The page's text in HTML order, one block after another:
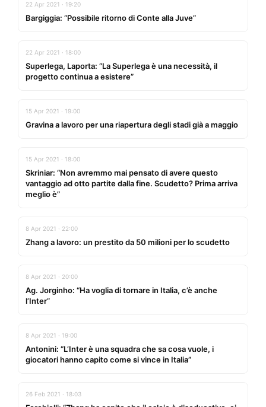
22 Apr 2021 · 19:20
Bargiggia: “Possibile ritorno di Conte alla Juve”
22 Apr 2021 · 18:00
Superlega, Laporta: “La Superlega è una necessità, il
progetto continua a esistere”
15 Apr 2021 · 19:00
Gravina a lavoro per una riapertura degli stadi già a maggio
15 Apr 2021 · 18:00
Skriniar: “Non avremmo mai pensato di avere questo
vantaggio ad otto partite dalla fine. Scudetto? Prima arriva
meglio è”
8 Apr 2021 · 22:00
Zhang a lavoro: un prestito da 50 milioni per lo scudetto
8 Apr 2021 · 20:00
Ag. Jorginho: “Ha voglia di tornare in Italia, c’è anche
l’Inter”
8 Apr 2021 · 19:00
Antonini: “L’Inter è una squadra che sa cosa vuole, i
giocatori hanno capito come si vince in Italia”
26 Feb 2021 · 18:03